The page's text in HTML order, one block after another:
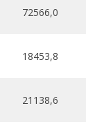
72566,0
18453,8
21138,6